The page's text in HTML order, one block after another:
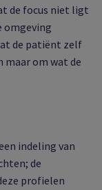
de focus niet ligt
omgeving
de patiënt zelf
maar om wat de
indeling van
de
profielen